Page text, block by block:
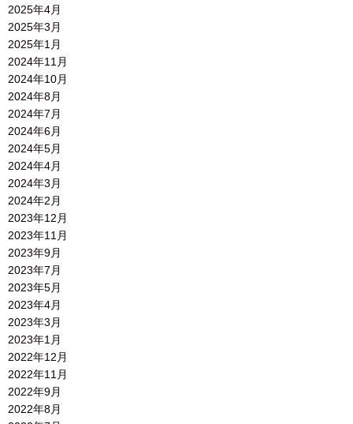
2025年4月
2025年3月
2025年1月
2024年11月
2024年10月
2024年8月
2024年7月
2024年6月
2024年5月
2024年4月
2024年3月
2024年2月
2023年12月
2023年11月
2023年9月
2023年7月
2023年5月
2023年4月
2023年3月
2023年1月
2022年12月
2022年11月
2022年9月
2022年8月